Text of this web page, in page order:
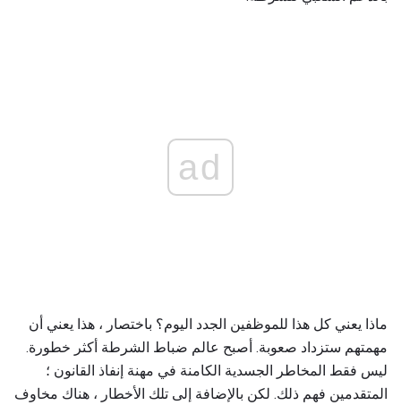
ad
ماذا يعني كل هذا للموظفين الجدد اليوم؟ باختصار ، هذا يعني أن
مهمتهم ستزداد صعوبة. أصبح عالم ضباط الشرطة أكثر خطورة.
ليس فقط المخاطر الجسدية الكامنة في مهنة إنفاذ القانون ؛
المتقدمين فهم ذلك. لكن بالإضافة إلى تلك الأخطار ، هناك مخاوف